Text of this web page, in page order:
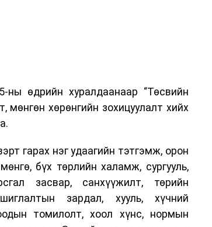
өдрийн хуралдаанаар “Төсвийн
хөрөнгийн зохицуулалт хийх
гарах нэг удаагийн тэтгэмж, орон
бүх төрлийн халамж, сургууль,
засвар, санхүүжилт, төрийн
зардал, хууль, хүчний
томилолт, хоол хүнс, нормын